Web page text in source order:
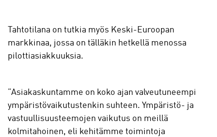
Tahtotilana on tutkia myös Keski-Euroopan
markkinaa, jossa on tälläkin hetkellä menossa
pilottiasiakkuuksia.
”Asiakaskuntamme on koko ajan valveutuneempi
ympäristövaikutustenkin suhteen. Ympäristö- ja
vastuullisuusteemojen vaikutus on meillä
kolmitahoinen, eli kehitämme toimintoja